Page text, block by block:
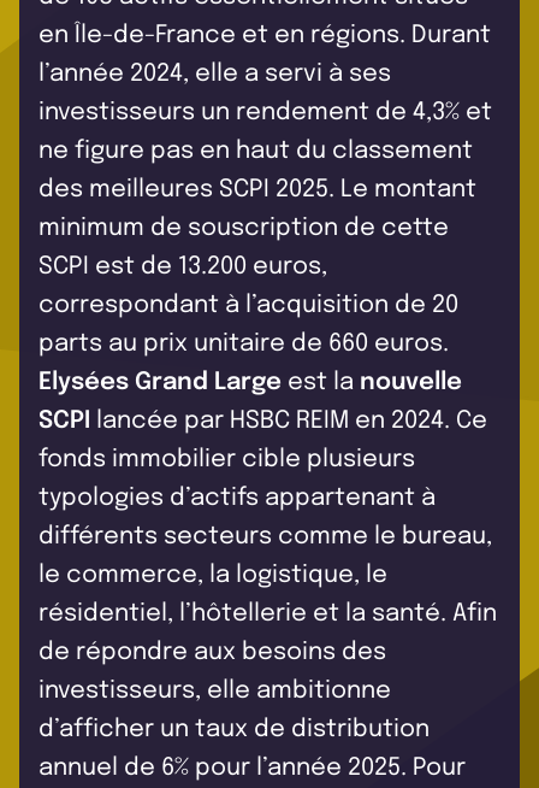
en Île-de-France et en régions. Durant
l’année 2024, elle a servi à ses
investisseurs un rendement de 4,3% et
ne figure pas en haut du classement
des meilleures SCPI 2025. Le montant
minimum de souscription de cette
SCPI est de 13.200 euros,
correspondant à l’acquisition de 20
parts au prix unitaire de 660 euros.
Elysées Grand Large est la nouvelle
SCPI
lancée par HSBC REIM en 2024. Ce
fonds immobilier cible plusieurs
typologies d’actifs appartenant à
différents secteurs comme le bureau,
le commerce, la logistique, le
résidentiel, l’hôtellerie et la santé. Afin
de répondre aux besoins des
investisseurs, elle ambitionne
d’afficher un taux de distribution
annuel de 6% pour l’année 2025. Pour